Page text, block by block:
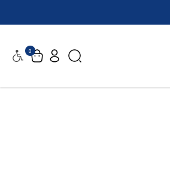
0 נגישות